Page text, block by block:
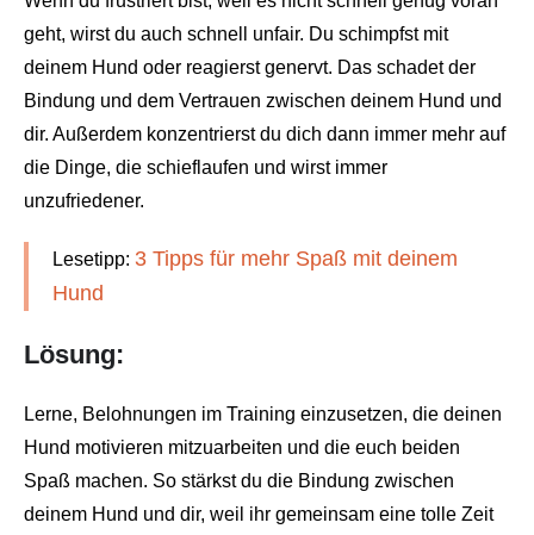
geht, wirst du auch schnell unfair. Du schimpfst mit
deinem Hund oder reagierst genervt. Das schadet der
Bindung und dem Vertrauen zwischen deinem Hund und
dir. Außerdem konzentrierst du dich dann immer mehr auf
die Dinge, die schieflaufen und wirst immer
unzufriedener.
Lesetipp: 3 Tipps für mehr Spaß mit deinem
Hund
Lösung:
Lerne, Belohnungen im Training einzusetzen, die deinen
Hund motivieren mitzuarbeiten und die euch beiden
Spaß machen. So stärkst du die Bindung zwischen
deinem Hund und dir, weil ihr gemeinsam eine tolle Zeit